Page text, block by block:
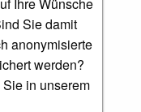
Sie damit
anonymisierte
werden?
in unserem